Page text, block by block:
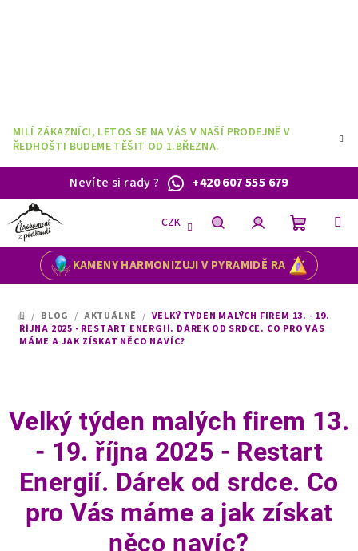
MILÍ ZÁKAZNÍCI, LETOS SE NA VÁS V NAŠÍ PRODEJNĚ V
ŘEDHOŠTI BUDEME TĚŠIT OD 1.BŘEZNA.
Nevíte si rady? +420 607 555 679
KAMENY HARMONIZUJI V PYRAMIDĚ RA
CZK
HledatPřihlášeníNákupní
DOMŮ
/ BLOG / AKTUÁLNĚ / VELKÝ TÝDEN MALÝCH FIREM 13. - 19.
ŘÍJNA 2025 - RESTART ENERGIÍ. DÁREK OD SRDCE. CO PRO VÁS
MÁME A JAK ZÍSKAT NĚCO NAVÍC?
Velký týden malých firem 13.
- 19. října 2025 - Restart
Energií. Dárek od srdce. Co
pro Vás máme a jak získat
něco navíc?